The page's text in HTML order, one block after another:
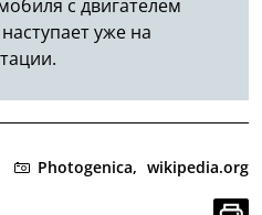
с двигателем
уже на
Photogenica, wikipedia.org